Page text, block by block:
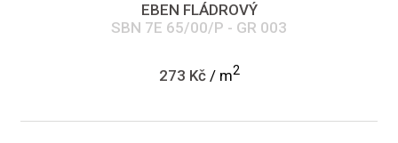
EBEN FLÁDROVÝ
SBN 7E 65/00/P - GR 003
273 Kč/ m2